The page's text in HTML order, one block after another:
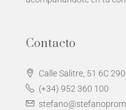
Contacto
Calle Salitre, 51 6C
(+34) 952 360 100